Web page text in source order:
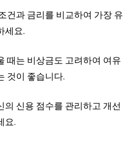
건과 금리를 비교하여 가장 유
세요.
때는 비상금도 고려하여 여유
것이 좋습니다.
의 신용 점수를 관리하고 개선
요.